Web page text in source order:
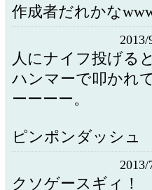
作成者だれかな
2013/
人にナイフ投げる
ハンマーで叩かれ
ーーーー。
ピンポンダッシュ
2013/
クソゲースギィ！